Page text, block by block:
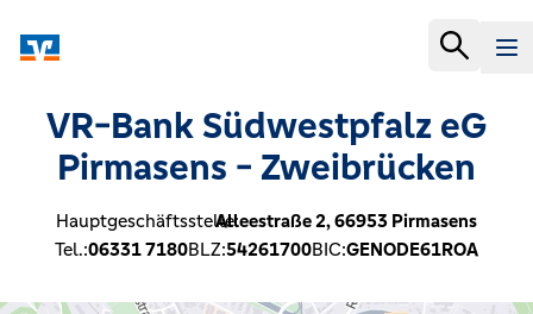
VR-Bank Südwestpfalz eG
Pirmasens - Zweibrücken
Hauptgeschäftsstelle:Alleestraße 2,66953 Pirmasens
Tel.:06331 7180BLZ:54261700BIC:GENODE61ROA